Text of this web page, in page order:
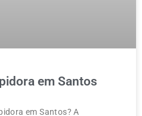
em Santos
em Santos? A